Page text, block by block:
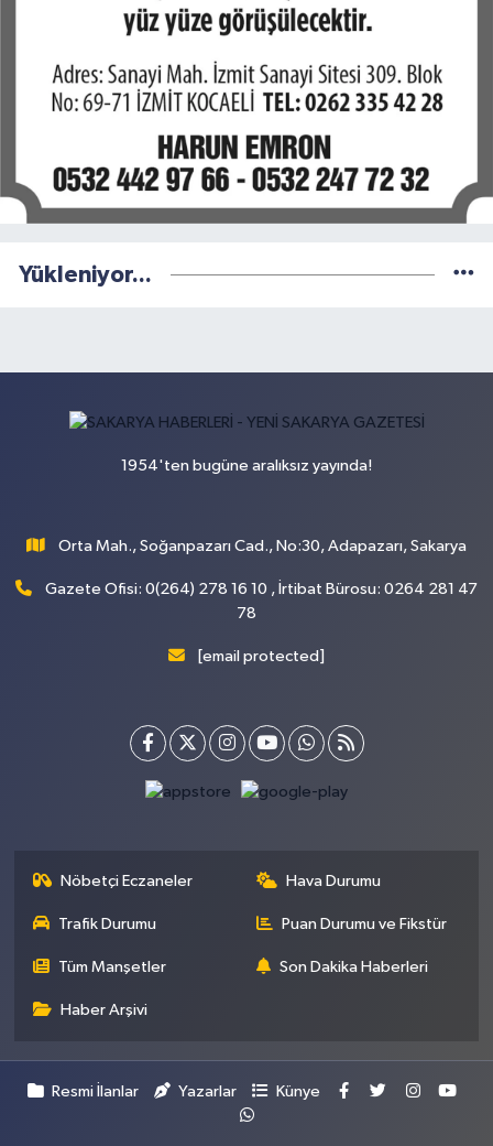
Yükleniyor...
1954'ten bugüne aralıksız yayında!
Orta Mah., Soğanpazarı Cad., No:30, Adapazarı, Sakarya
Gazete Ofisi: 0(264) 278 16 10 , İrtibat Bürosu: 0264 281 47
78
[email protected]
Nöbetçi Eczaneler Hava Durumu
Trafik Durumu Puan Durumu ve Fikstür
Tüm Manşetler Son Dakika Haberleri
Haber Arşivi
Resmi İlanlar Yazarlar Künye